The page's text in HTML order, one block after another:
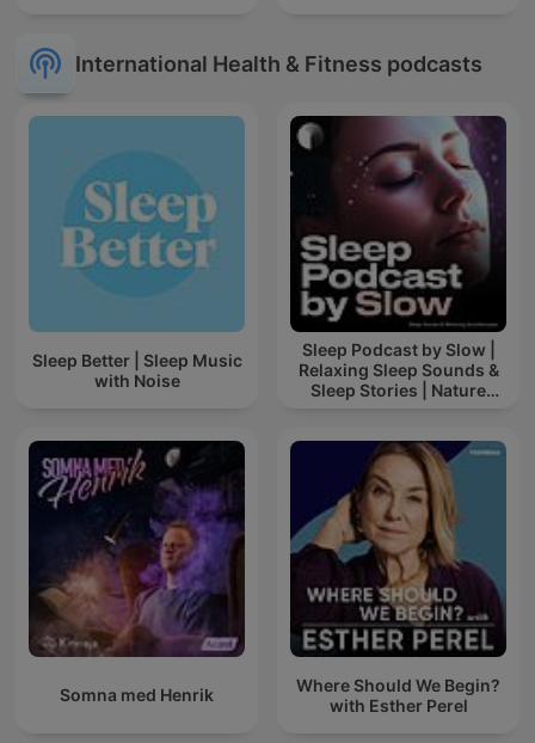
International Health & Fitness podcasts
Sleep Better | Sleep Music
with Noise
Sleep Podcast by Slow |
Relaxing Sleep Sounds &
Sleep Stories | Nature
Somna med Henrik
Where Should We Begin?
with Esther Perel